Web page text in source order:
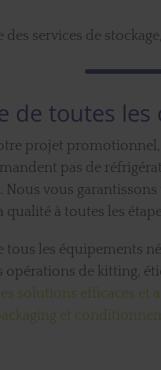
des services de
de toutes les
projet
pas de
vous
à toutes les
tous les équipements
opérations de kitting,
solutions efficaces et
et